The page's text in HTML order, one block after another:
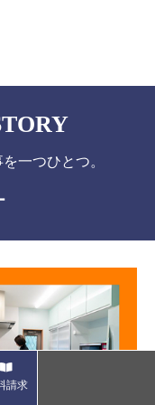
一つひとつ。
請求